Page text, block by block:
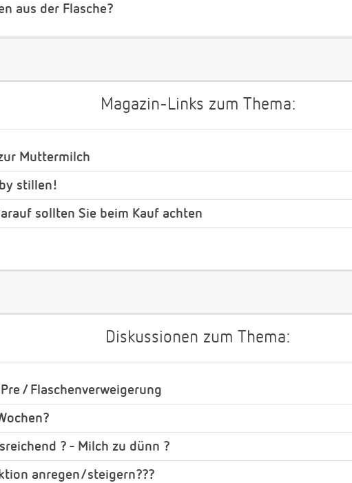
aus der Flasche?
Magazin-Links zum Thema:
Muttermilch
stillen!
sollten Sie beim Kauf achten
Diskussionen zum Thema:
/ Flaschenverweigerung
? - Milch zu dünn ?
anregen/steigern???